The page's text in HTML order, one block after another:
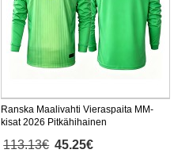
Ranska Maalivahti Vieraspaita MM-
kisat 2026 Pitkähihainen
113.13€ 45.25€